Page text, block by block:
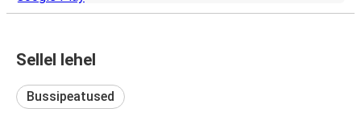
Sellel lehel
Bussipeatused